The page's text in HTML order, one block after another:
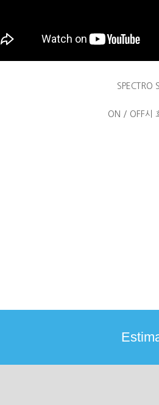
SPECTRO
ON / OFF시